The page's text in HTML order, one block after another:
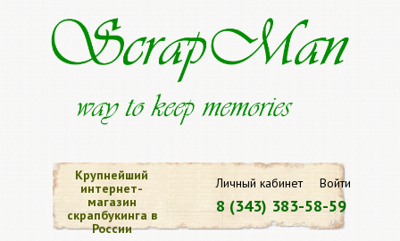
Личный кабинет Войти
8 (343) 383-58-59
Крупнейший
интернет-
магазин
скрапбукинга в
России